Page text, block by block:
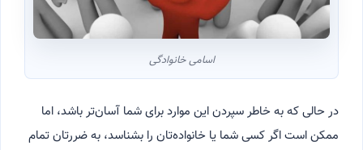
اسامی خانوادگی
در حالی که به خاطر سپردن این موارد برای شما آسان‌تر باشد، اما
ممکن است اگر کسی شما یا خانواده‌تان را بشناسد، به ضررتان تمام